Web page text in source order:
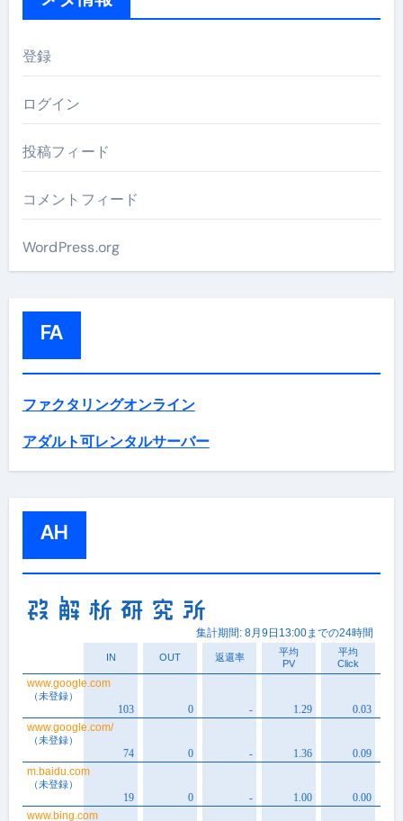
登録
ログイン
投稿フィード
コメントフィード
WordPress.org
FA
ファクタリングオンライン
アダルト可レンタルサーバー
AH